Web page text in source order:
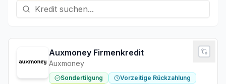
Auxmoney Firmenkredit
Auxmoney
Sondertilgung
Vorzeitige Rückzahlung